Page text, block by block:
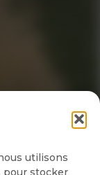
utilisons
pour stocker